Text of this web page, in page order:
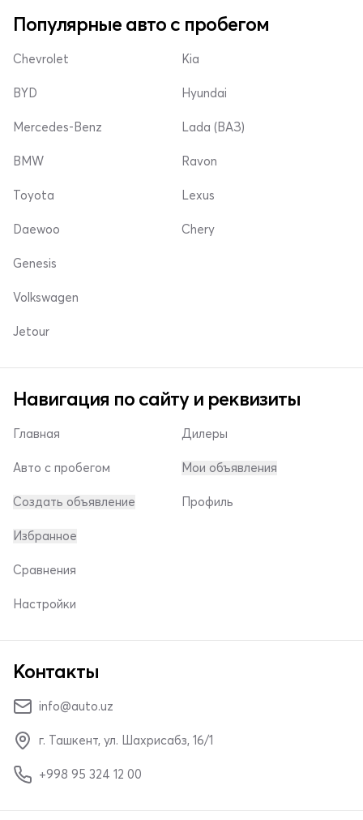
Популярные авто с пробегом
Chevrolet
BYD
Mercedes-Benz
Kia
Hyundai
Lada (ВАЗ)
BMW
Toyota
Daewoo
Ravon
Lexus
Chery
Genesis
Volkswagen
Jetour
Навигация по сайту и реквизиты
Главная
Авто с пробегом
Создать объявление
Дилеры
Мои объявления
Профиль
Избранное
Сравнения
Настройки
Контакты
info@auto.uz
г. Ташкент, ул. Шахрисабз, 16/1
+998 95 324 12 00